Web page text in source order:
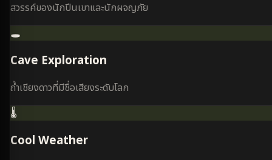
สวรรค์ของนักปีนเขาและนักผจญภัย
🕳️
Cave Exploration
ถ้ำเชียงดาวที่มีชื่อเสียงระดับโลก
🌡️
Cool Weather